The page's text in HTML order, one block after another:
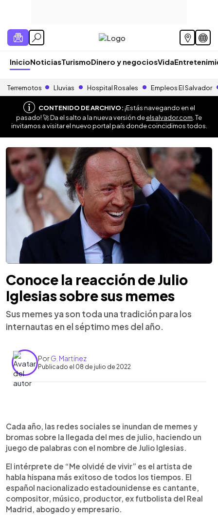
InicioNoticiasTurismoDinero y negociosVida
Terremotos Lluvias Hospital Rosales Empleos El Salvador
CONTENIDO DE ARCHIVO:¡Estás navegando en el
pasado! 🚀 Da el salto a la nueva versión deelsalvador.com . Te
invitamos a visitar el nuevo portal país donde coincidimos todos.
Conoce la reacción de Julio
Iglesias sobre sus memes
Sus memes ya son toda una tradición para los
internautas en el séptimo mes del año.
PorG. Martínez
Publicado el 08 de julio de 2022
► Escuchar artículo
Cada año, las redes sociales se inundan de memes y
bromas sobre la llegada del mes de julio, haciendo un
juego de palabras con el nombre de Julio Iglesias.
El intérprete de “Me olvidé de vivir” es el artista de
habla hispana más exitoso de todos los tiempos. El
español nacionalizado estadounidense es cantante,
compositor, músico, productor, ex futbolista del Real
Madrid, abogado y empresario.